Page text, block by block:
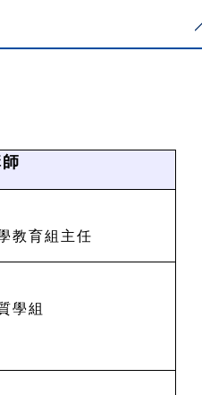
教育組主任
學組